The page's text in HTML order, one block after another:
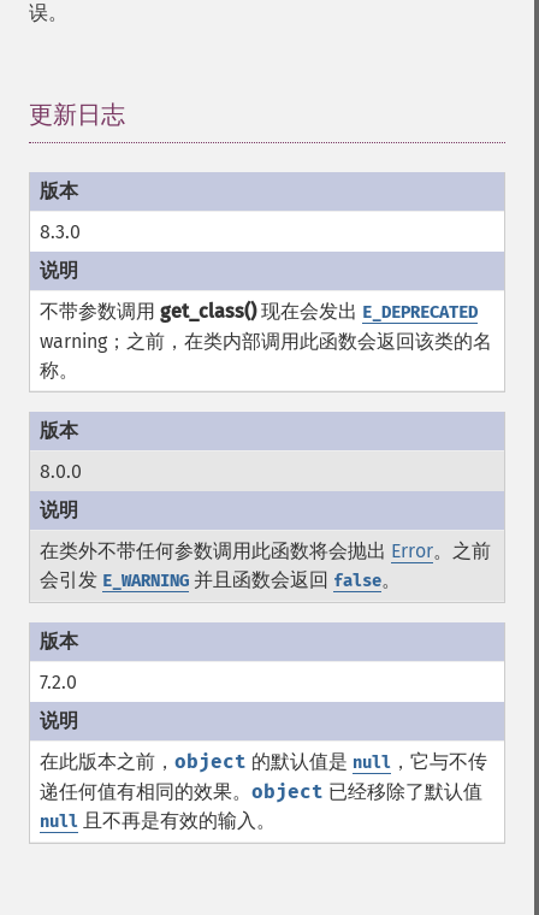
误。
更新日志
8.3.0
不带参数调用 get_class()现在会发出 E_DEPRECATED
warning；之前，在类内部调用此函数会返回该类的名
称。
8.0.0
在类外不带任何参数调用此函数将会抛出 Error。之前
会引发 E_WARNING 并且函数会返回 false。
7.2.0
在此版本之前， object 的默认值是 null ，它与不传
递任何值有相同的效果。 object 已经移除了默认值
null 且不再是有效的输入。